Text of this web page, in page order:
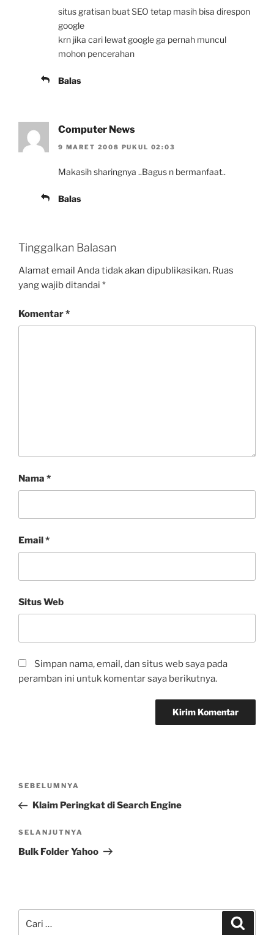
situs gratisan buat SEO tetap masih bisa direspon
google
krn jika cari lewat google ga pernah muncul
mohon pencerahan
Balas
Computer News
9 MARET 2008 PUKUL 02:03
Makasih sharingnya ..Bagus n bermanfaat..
Balas
Tinggalkan Balasan
Alamat email Anda tidak akan dipublikasikan. Ruas
yang wajib ditandai *
Komentar*
Nama *
Email*
Situs Web
Simpan nama, email, dan situs web saya pada
peramban ini untuk komentar saya berikutnya.
Navigasi
Pos
Sebelumnya
SEBELUMNYA
Klaim Peringkat di Search Engine
Pos
Selanjutnya
SELANJUTNYA
Bulk Folder Yahoo
untuk: